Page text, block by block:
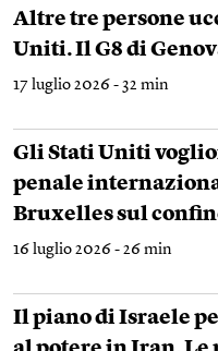
Altre tre persone
Uniti. Il G8 di
17 luglio 2026 - 32 min
Gli Stati Uniti
penale
Bruxelles sul
16 luglio 2026 - 26 min
Il piano di Israele